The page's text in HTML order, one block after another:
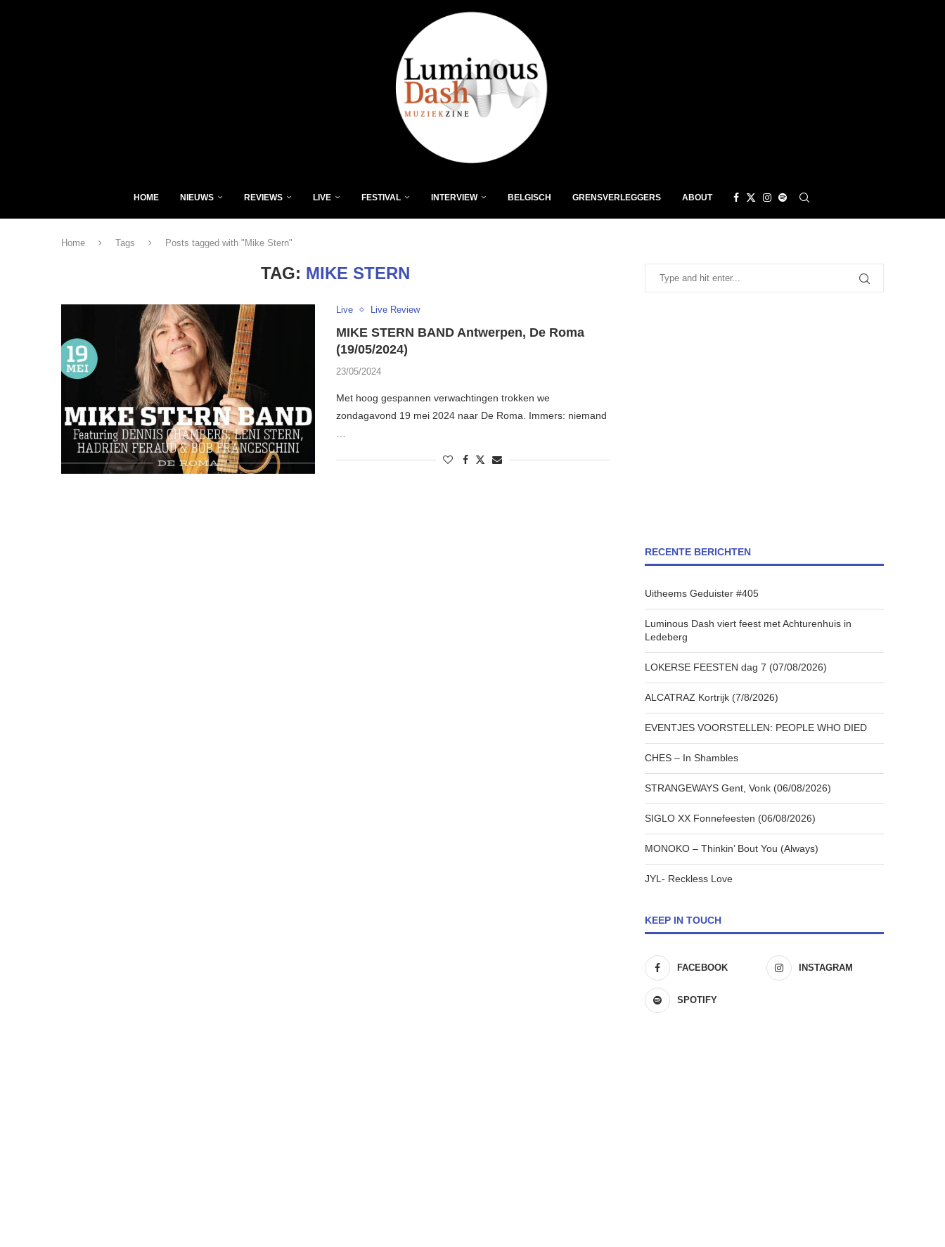
HOME NIEUWS REVIEWS LIVE FESTIVAL INTERVIEW BELGISCH GRENSVERLEGGERS ABOUT
Home Tags Posts tagged with "Mike Stern"
TAG: MIKE STERN
Live Live Review
MIKE STERN BAND Antwerpen, De Roma
(19/05/2024)
23/05/2024
Met hoog gespannen verwachtingen trokken we
zondagavond 19 mei 2024 naar De Roma. Immers: niemand
…
RECENTE BERICHTEN
Uitheems Geduister #405
Luminous Dash viert feest met Achturenhuis in
Ledeberg
LOKERSE FEESTEN dag 7 (07/08/2026)
ALCATRAZ Kortrijk (7/8/2026)
EVENTJES VOORSTELLEN: PEOPLE WHO DIED
CHES – In Shambles
STRANGEWAYS Gent, Vonk (06/08/2026)
SIGLO XX Fonnefeesten (06/08/2026)
MONOKO – Thinkin’ Bout You (Always)
JYL- Reckless Love
KEEP IN TOUCH
FACEBOOK INSTAGRAM
SPOTIFY